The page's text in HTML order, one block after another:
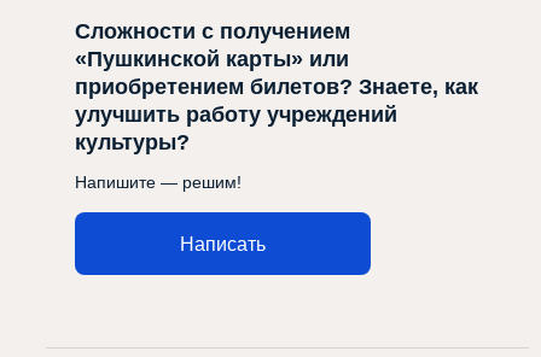
Сложности с получением
«Пушкинской карты» или
приобретением билетов? Знаете, как
улучшить работу учреждений
культуры?
Напишите — решим!
Написать